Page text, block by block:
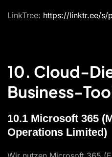
LinkTree: https://linktr.ee/s/
10. Cloud-
Business-
10.1 Microsoft 365
Operations Limited)